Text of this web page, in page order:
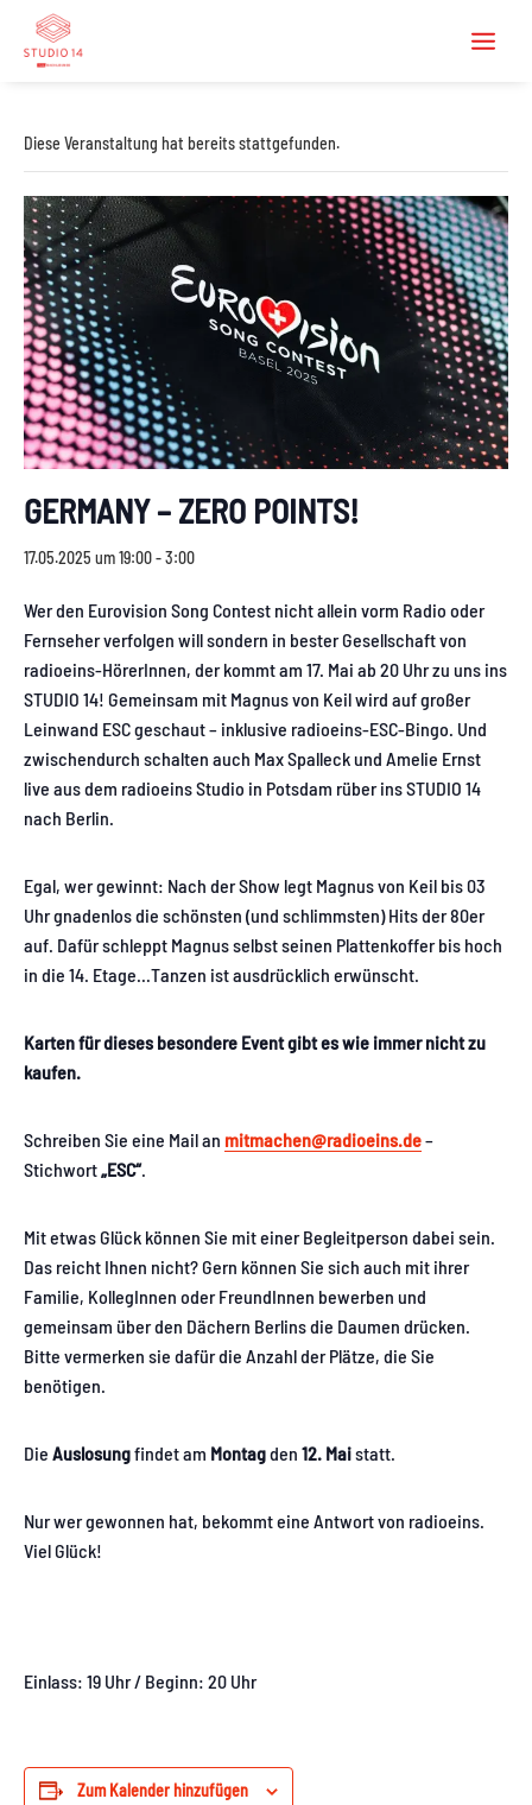
Diese Veranstaltung hat bereits stattgefunden.
GERMANY – ZERO POINTS!
17.05.2025 um 19:00-3:00
Wer den Eurovision Song Contest nicht allein vorm Radio oder
Fernseher verfolgen will sondern in bester Gesellschaft von
radioeins-HörerInnen, der kommt am 17. Mai ab 20 Uhr zu uns ins
STUDIO 14! Gemeinsam mit Magnus von Keil wird auf großer
Leinwand ESC geschaut – inklusive radioeins-ESC-Bingo. Und
zwischendurch schalten auch Max Spalleck und Amelie Ernst
live aus dem radioeins Studio in Potsdam rüber ins STUDIO 14
nach Berlin.
Egal, wer gewinnt: Nach der Show legt Magnus von Keil bis 03
Uhr gnadenlos die schönsten (und schlimmsten) Hits der 80er
auf. Dafür schleppt Magnus selbst seinen Plattenkoffer bis hoch
in die 14. Etage…Tanzen ist ausdrücklich erwünscht.
Karten für dieses besondere Event gibt es wie immer nicht zu
kaufen.
Schreiben Sie eine Mail an mitmachen@radioeins.de–
Stichwort „ESC“.
Mit etwas Glück können Sie mit einer Begleitperson dabei sein.
Das reicht Ihnen nicht? Gern können Sie sich auch mit ihrer
Familie, KollegInnen oder FreundInnen bewerben und
gemeinsam über den Dächern Berlins die Daumen drücken.
Bitte vermerken sie dafür die Anzahl der Plätze, die Sie
benötigen.
Die Auslosungfindet am Montagden 12. Maistatt.
Nur wer gewonnen hat, bekommt eine Antwort von radioeins.
Viel Glück!
Einlass: 19 Uhr / Beginn: 20 Uhr
Zum Kalender hinzufügen